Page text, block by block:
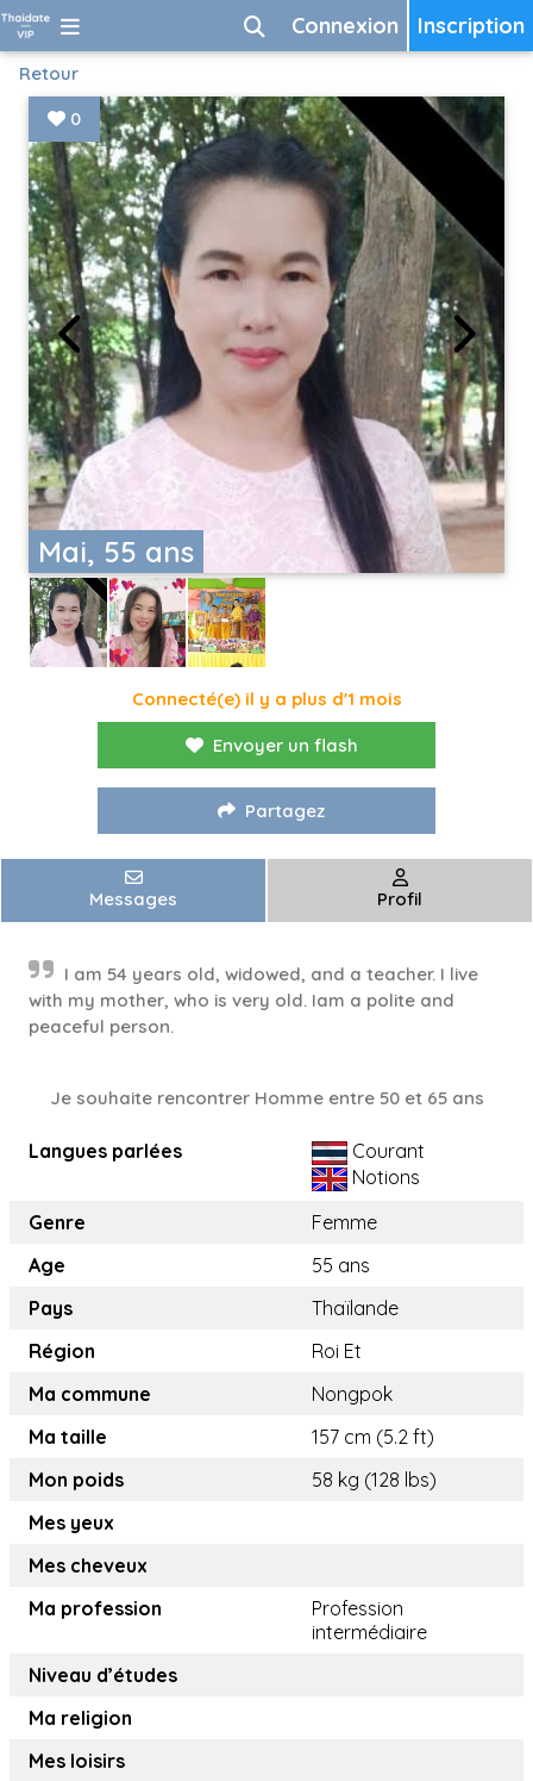
Inscription
Connexion
Retour
Mai, 55 ans
0
Connecté(e) il y a plus d'1 mois
Envoyer un flash
Partagez
Messages Profil
I am 54 years old, widowed, and a teacher. I live
with my mother, who is very old. Iam a polite and
peaceful person.
Je souhaite rencontrer Homme entre 50 et 65 ans
Langues parlées
Courant
Notions
Genre
Femme
Age
55 ans
Pays
Thaïlande
Région
Roi Et
Ma commune
Nongpok
Ma taille
157 cm (5.2 ft)
Mon poids
58 kg (128 lbs)
Mes yeux
Mes cheveux
Ma profession
Profession
intermédiaire
Niveau d’études
Ma religion
Mes loisirs